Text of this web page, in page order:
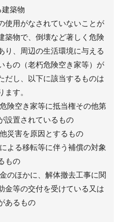
築物
使用がなされていないことが
築物で、倒壊など著しく危険
り、周辺の生活環境に与える
もの（老朽危険空き家等）が
だし、以下に該当するものは
ます。
険空き家等に抵当権その他第
設置されているもの
災害を原因とするもの
よる移転等に伴う補償の対象
もの
のほかに、解体撤去工事に関
金等の交付を受けている又は
あるもの